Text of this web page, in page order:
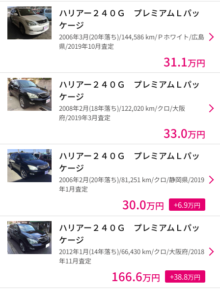
ハリアー２４０Ｇ プレミアムＬパッ
ケージ
2006年3月(20年落ち)/144,586 km/Ｐホワイト/広島
県/2019年10月査定
31.1万円
ハリアー２４０Ｇ プレミアムＬパッ
ケージ
2008年2月(18年落ち)/122,020 km/クロ/大阪
府/2019年3月査定
33.0万円
ハリアー２４０Ｇ プレミアムＬパッ
ケージ
2006年2月(20年落ち)/81,251 km/クロ/静岡県/2019
年1月査定
30.0万円 +6.9万円
ハリアー２４０Ｇ プレミアムＬパッ
ケージ
2012年1月(14年落ち)/66,430 km/クロ/大阪府/2018
年11月査定
166.6万円 +38.8万円